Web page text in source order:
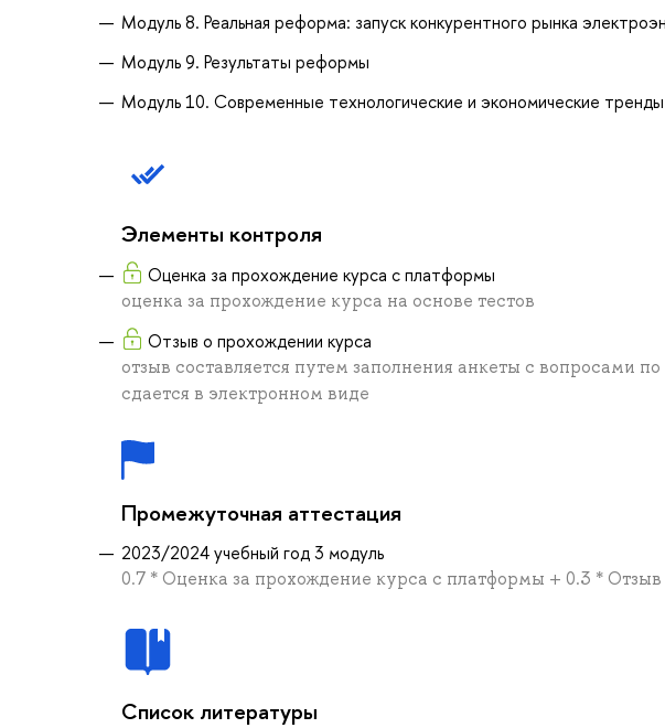
Модуль 8. Реальная реформа: запуск конкурентного рынка
Модуль 9. Результаты реформы
Модуль 10. Современные технологические и экономические тренды
Элементы контроля
Оценка за прохождение курса с платформы
оценка за прохождение курса на основе тестов
Отзыв о прохождении курса
отзыв составляется путем заполнения анкеты с вопросами
сдается в электронном виде
Промежуточная аттестация
2023/2024 учебный год 3 модуль
0.7 * Оценка за прохождение курса с платформы + 0.3 *
Список литературы